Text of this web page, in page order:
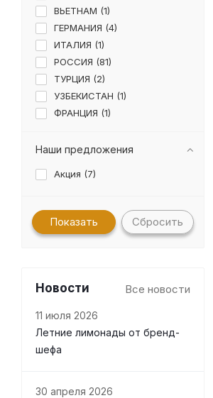
ВЬЕТНАМ (1)
ГЕРМАНИЯ (4)
ИТАЛИЯ (1)
РОССИЯ (81)
ТУРЦИЯ (2)
УЗБЕКИСТАН (1)
ФРАНЦИЯ (1)
ИЗРАИЛЬ (3)
Наши предложения
Акция (7)
Сбросить
Новости Все новости
11 июля 2026
Летние лимонады от бренд-
шефа
30 апреля 2026